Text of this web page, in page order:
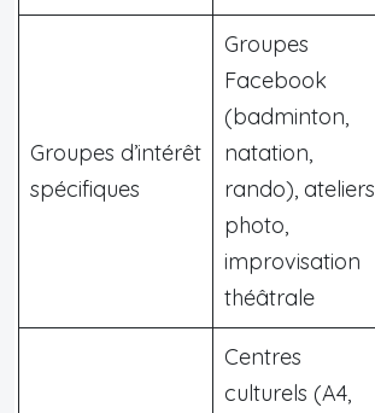
Groupes d’intérêt
spécifiques
Groupes
Facebook
(badminton,
natation,
rando), ateliers
photo,
improvisation
théâtrale
Centres
culturels (A4,